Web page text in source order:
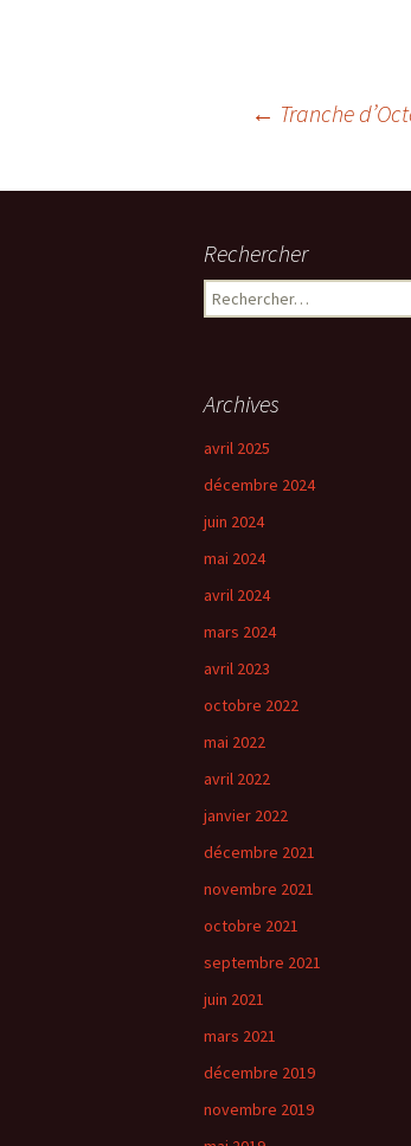
Navigation
des
articles
← Tranche
Rechercher
Rechercher :
Archives
avril 2025
décembre 2024
juin 2024
mai 2024
avril 2024
mars 2024
avril 2023
octobre 2022
mai 2022
avril 2022
janvier 2022
décembre 2021
novembre 2021
octobre 2021
septembre 2021
juin 2021
mars 2021
décembre 2019
novembre 2019